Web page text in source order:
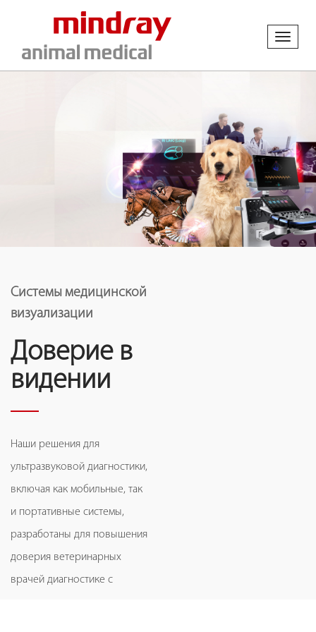
Системы медицинской
визуализации
Доверие в
видении
Наши решения для
ультразвуковой диагностики,
включая как мобильные, так
и портативные системы,
разработаны для повышения
доверия ветеринарных
врачей диагностике с